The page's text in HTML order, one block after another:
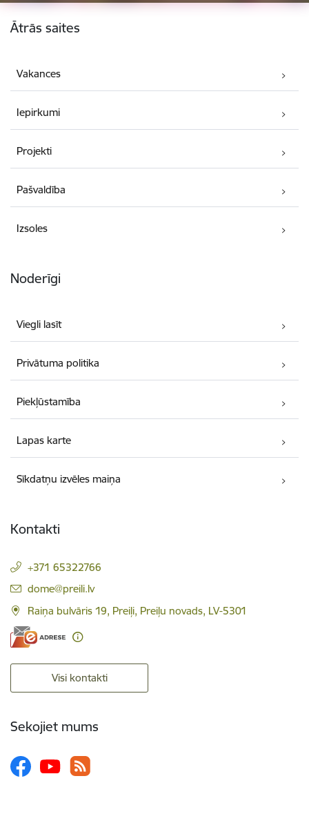
Kājene
Ātrās saites
Vakances
Iepirkumi
Projekti
Pašvaldība
Izsoles
Noderīgi
Viegli lasīt
Privātuma politika
Piekļūstamība
Lapas karte
Sīkdatņu izvēles maiņa
Kontakti
+371 65322766
E-pasts:
dome@preili.lv
Raiņa bulvāris 19, Preiļi, Preiļu novads, LV-5301
Visi kontakti
Sekojiet mums